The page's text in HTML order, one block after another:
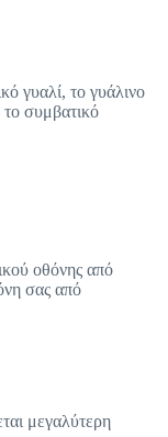
γυαλί, το γυάλινο
το συμβατικό
οθόνης από
σας από
μεγαλύτερη